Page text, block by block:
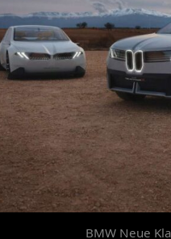
BMW Neue